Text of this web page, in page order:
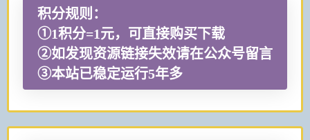
积分规则：
①1积分=1元，可直接购买下载
②如发现资源链接失效请在公众号留言
③本站已稳定运行5年多